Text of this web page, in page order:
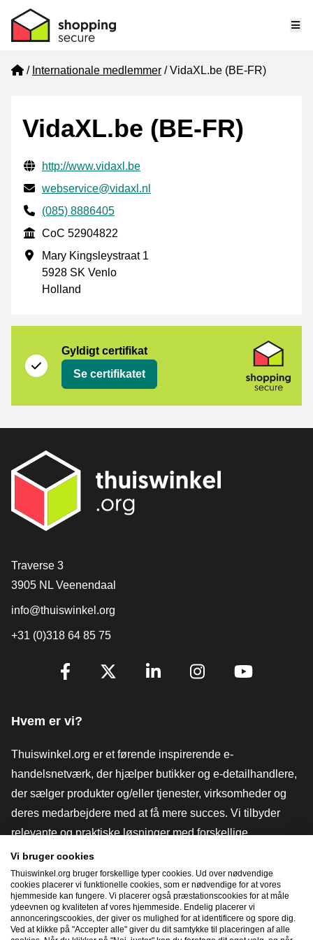
Home
Internationale medlemmer VidaXL.be (BE-FR)
VidaXL.be (BE-FR)
Verificerede kontaktoplysninger
Website URL
http://www.vidaxl.be
E-mail
webservice@vidaxl.nl
Phone number
(085) 8886405
CoC
CoC 52904822
Forretningsadresse
Mary Kingsleystraat 1
5928 SK Venlo
Holland
Gyldigt certifikat
Se certifikatet
[_General:Contact]
Traverse 3
3905 NL Veenendaal
info@thuiswinkel.org
+31 (0)318 64 85 75
[_General:SocialMediaTitle]
Hvem er vi?
Thuiswinkel.org er et førende inspirerende e-
handelsnetværk, der hjælper butikker og e-detailhandlere,
der sælger produkter og/eller tjenester, virksomheder og
deres medarbejdere med at få mere succes. Vi tilbyder
relevante og praktiske løsninger med forskellige
tillidsmærker, Thuiswinkel-anmeldelser, juridiske værktøjer
og rådgivning, fortalervirksomhed, markedsundersøgelser
og har vores egen uddannelsesplatform, Thuiswinkel e-
Academy.
Vi bruger cookies
Thuiswinkel.org bruger forskellige typer cookies. Ud over nødvendige
cookies placerer vi funktionelle cookies, som er nødvendige for at vores
hjemmeside kan fungere. Vi placerer også præstationscookies for at måle
ydeevnen og kvaliteten af ​​vores hjemmeside. Endelig placerer vi
annonceringscookies, der giver os mulighed for at identificere og spore dig.
Ved at klikke på "Accepter alle" giver du dit samtykke til placeringen af ​​alle